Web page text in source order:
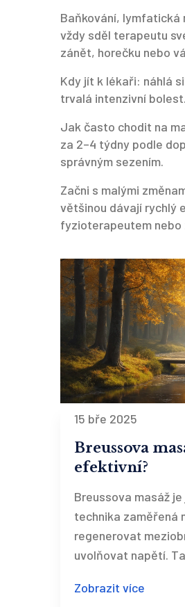
Baňkování,
vždy sděl terapeutu
zánět, horečku nebo
Kdy jít k lékaři: náhlá
trvalá intenzivní
Jak často chodit na
za 2–4 týdny podle
správným sezením.
Začni s malými
většinou dávají rychlý
fyzioterapeutem nebo
15 bře 2025
Breussova
efektivní?
Breussova masáž
technika zaměřená
regenerovat
uvolňovat napětí.
se dozvědí o
Zobrazit více